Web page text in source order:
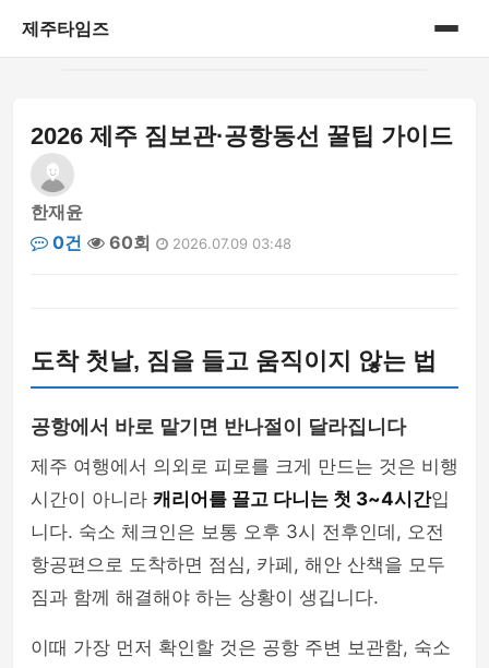
제주타임즈
게시판
2026 제주 짐보관·공항동선 꿀팁 가이드
한재윤
0건
60회 2026.07.09 03:48
도착 첫날, 짐을 들고 움직이지 않는 법
공항에서 바로 맡기면 반나절이 달라집니다
제주 여행에서 의외로 피로를 크게 만드는 것은 비행
시간이 아니라 캐리어를 끌고 다니는 첫 3~4시간입
니다. 숙소 체크인은 보통 오후 3시 전후인데, 오전
항공편으로 도착하면 점심, 카페, 해안 산책을 모두
짐과 함께 해결해야 하는 상황이 생깁니다.
이때 가장 먼저 확인할 것은 공항 주변 보관함, 숙소